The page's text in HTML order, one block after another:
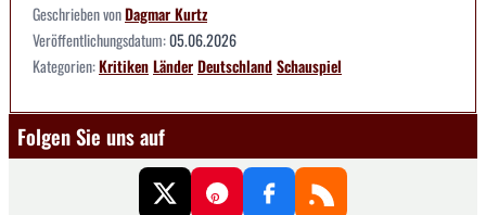
Geschrieben vonDagmar Kurtz
Veröffentlichungsdatum:05.06.2026
Kategorien:KritikenLänderDeutschlandSchauspiel
Folgen Sie uns auf